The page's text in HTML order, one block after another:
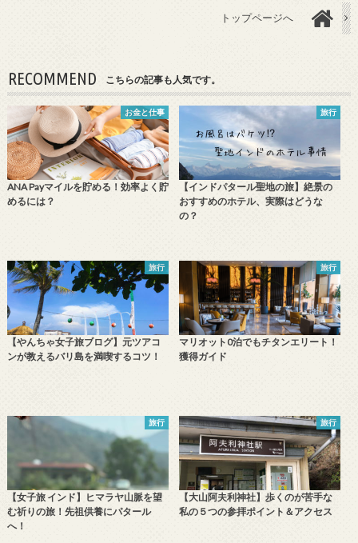
トップページへ
RECOMMEND こちらの記事も人気です。
お金と仕事
ANA Payマイルを貯める！効率よく貯
めるには？
旅行
【インドパタール聖地の旅】絶景の
おすすめのホテル、実際はどうな
の？
旅行
【やんちゃ女子旅ブログ】元ツアコ
ンが教えるバリ島を満喫するコツ！
旅行
マリオット0泊でもチタンエリート！
獲得ガイド
旅行
【女子旅 インド】ヒマラヤ山脈を望
む祈りの旅！先祖供養にパタール
へ！
旅行
【大山阿夫利神社】歩くのが苦手な
私の５つの参拝ポイント＆アクセス